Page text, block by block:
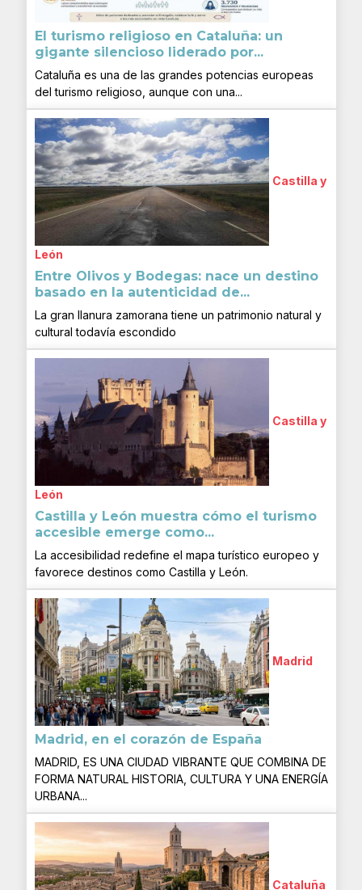
El turismo religioso en Cataluña: un
gigante silencioso liderado por...
Cataluña es una de las grandes potencias europeas
del turismo religioso, aunque con una...
Castilla y
León
Entre Olivos y Bodegas: nace un destino
basado en la autenticidad de...
La gran llanura zamorana tiene un patrimonio natural y
cultural todavía escondido
Castilla y
León
Castilla y León muestra cómo el turismo
accesible emerge como...
La accesibilidad redefine el mapa turístico europeo y
favorece destinos como Castilla y León.
Madrid
Madrid, en el corazón de España
MADRID, ES UNA CIUDAD VIBRANTE QUE COMBINA DE
FORMA NATURAL HISTORIA, CULTURA Y UNA ENERGÍA
URBANA...
Cataluña